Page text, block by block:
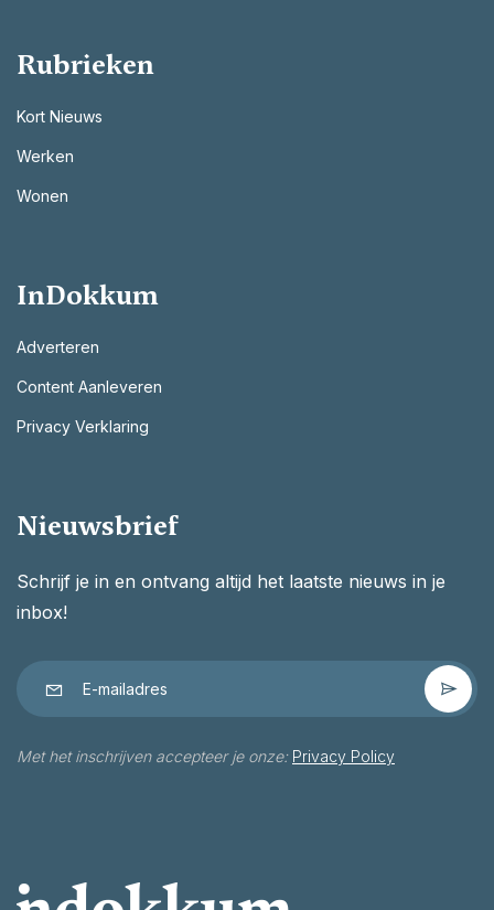
Rubrieken
Kort Nieuws
Werken
Wonen
InDokkum
Adverteren
Content Aanleveren
Privacy Verklaring
Nieuwsbrief
Schrijf je in en ontvang altijd het laatste nieuws in je
inbox!
Met het inschrijven accepteer je onze: Privacy Policy